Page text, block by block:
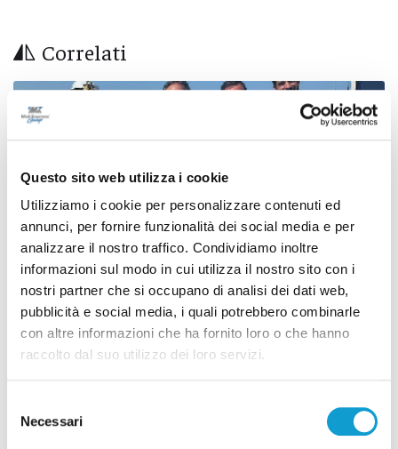
Questo sito web utilizza i cookie
Utilizziamo i cookie per personalizzare contenuti ed
annunci, per fornire funzionalità dei social media e per
analizzare il nostro traffico. Condividiamo inoltre
informazioni sul modo in cui utilizza il nostro sito con i
nostri partner che si occupano di analisi dei dati web,
pubblicità e social media, i quali potrebbero combinarle
con altre informazioni che ha fornito loro o che hanno
raccolto dal suo utilizzo dei loro servizi.
delNecessari
Correlati
Porto di San Benedetto, parte la nuova fase: al